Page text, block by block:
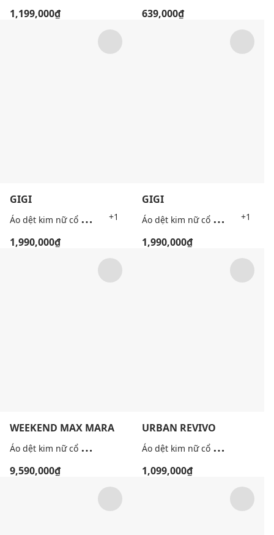
1,199,000₫ 639,000₫
GIGI
Á
o dệt kim nữ cổ tròn tay ngắn phối viền +1
1,990,000₫
GIGI
Á
o dệt kim nữ cổ tròn tay ngắn phối viền +1
1,990,000₫
WEEKEND MAX MARA
Á
o dệt kim nữ cổ tròn tay lửng Wkiorche
9,590,000₫
URBAN REVIVO
Á
o dệt kim nữ cổ tròn tay dài đính đá
1,099,000₫